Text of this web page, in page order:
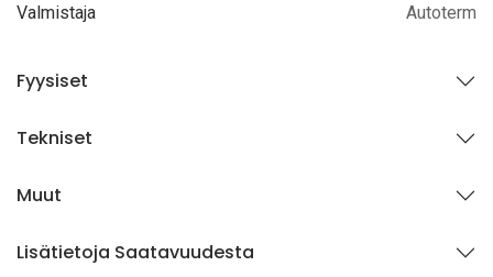
Valmistaja Autoterm
Fyysiset
Tekniset
Muut
Lisätietoja Saatavuudesta